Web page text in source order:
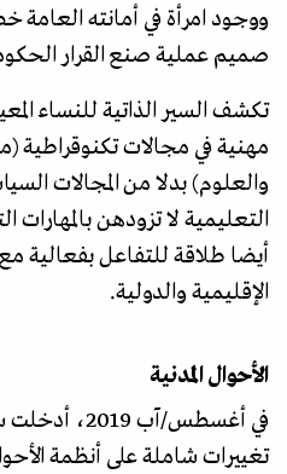
ووجود امرأة في أمانته العامة
صميم عملية صنع القرار
تكشف السير الذاتية للنساء
مهنية في مجالات تكنوقراطية
والعلوم) بدلا من المجالات
التعليمية لا تزودهن
أيضا طلاقة للتفاعل بفعالية
الإقليمية والدولية.
الأحوال المدنية
في أغسطس/آب
تغييرات شاملة على أنظمة